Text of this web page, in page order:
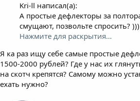
Kri-ll написал(а):
А простые дефлекторы за
смущают, позвольте спросить? )))
Нажмите для раскрытия...
Я ка раз ищу себе самые простые
1500-2000 рублей? Где у нас их
на скотч крепятся? Самому можно
ехать нужно?